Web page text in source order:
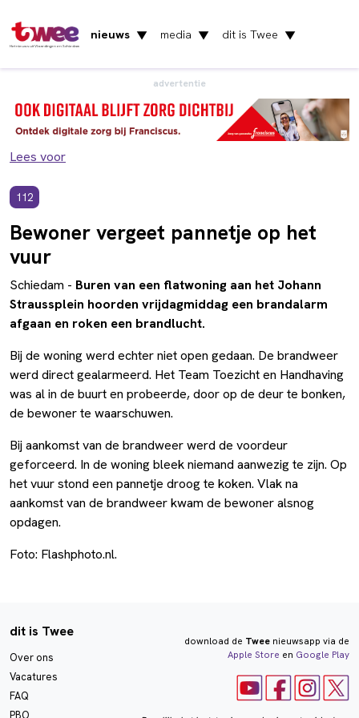
Het nieuws uit Vlaardingen en Schiedam
nieuws ▼ media ▼ dit is Twee ▼
advertentie
Lees voor
112
Bewoner vergeet pannetje op het
vuur
Schiedam - Buren van een flatwoning aan het Johann
Straussplein hoorden vrijdagmiddag een brandalarm
afgaan en roken een brandlucht.
Bij de woning werd echter niet open gedaan. De brandweer
werd direct gealarmeerd. Het Team Toezicht en Handhaving
was al in de buurt en probeerde, door op de deur te bonken,
de bewoner te waarschuwen.
Bij aankomst van de brandweer werd de voordeur
geforceerd. In de woning bleek niemand aanwezig te zijn. Op
het vuur stond een pannetje droog te koken. Vlak na
aankomst van de brandweer kwam de bewoner alsnog
opdagen.
Foto: Flashphoto.nl.
dit is Twee
Over ons
Vacatures
FAQ
download de Tweenieuwsapp via de
Apple Store en Google Play